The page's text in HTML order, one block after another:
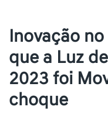
Inovação
que a Luz
2023 foi
choque